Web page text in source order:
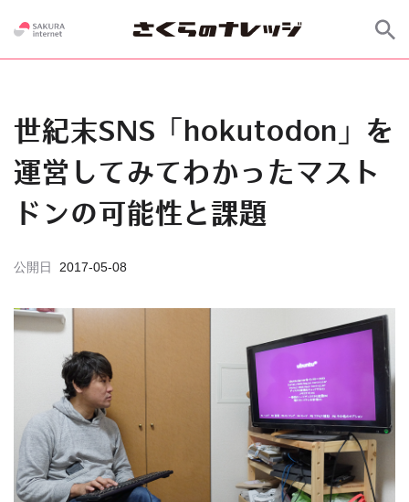
世紀末SNS「hokutodon」を
運営してみてわかったマスト
ドンの可能性と課題
公開日 2017-05-08